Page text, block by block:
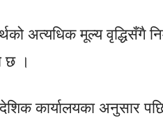
अत्यधिक मूल्य वृद्धिसँगै
छ ।
कार्यालयका अनुसार